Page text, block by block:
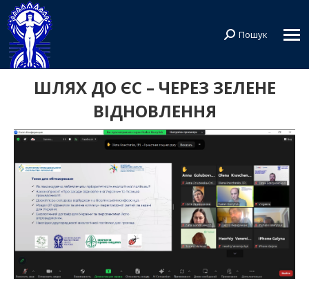
Search:
Пошук
ШЛЯХ ДО ЄС – ЧЕРЕЗ ЗЕЛЕНЕ
ВІДНОВЛЕННЯ